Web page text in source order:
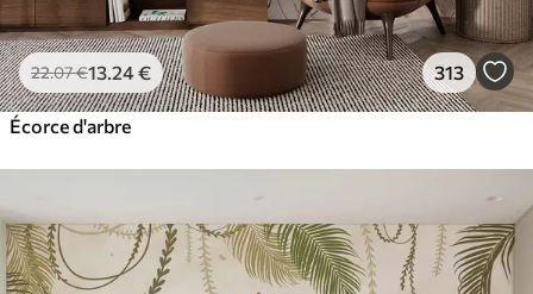
22.07€13.24€ 313
Écorce d'arbre